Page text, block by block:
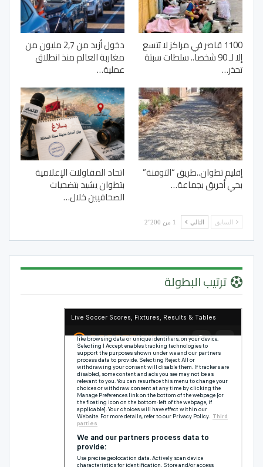
1100 قاصر في مراكز لا تتسع
إلا لـ 90 شخصا.. سلطات سبتة
تحذر…
دخول أزيد من 2,7 مليون من
مغاربة العالم منذ انطلاق
عملية…
إقليم تطوان..طريق “التوفنة”
بحي أحريق بجماعة…
اتحاد المقاولات الإعلامية
بتطوان يشيد بتضحيات
الصحافيين خلال…
السابق التالي 1 من 2٬200
ترتيب البطولة